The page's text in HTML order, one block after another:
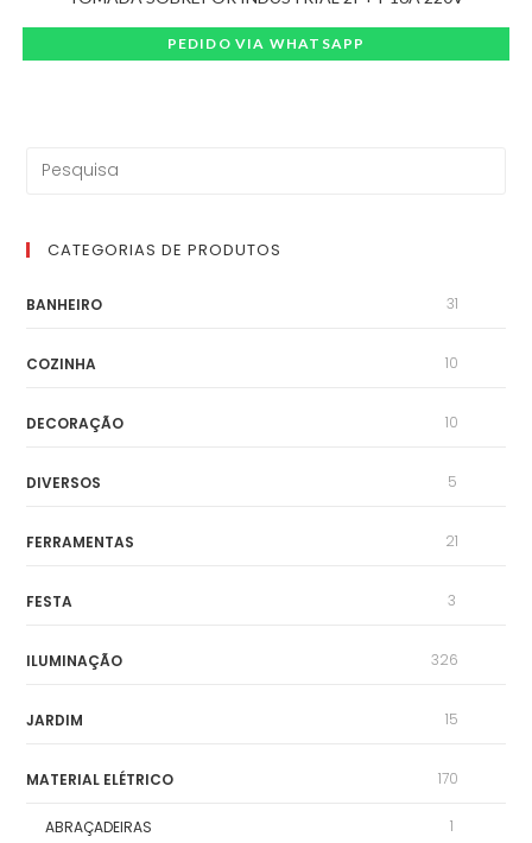
PEDIDO VIA WHATSAPP
CATEGORIAS DE PRODUTOS
BANHEIRO 31
COZINHA 10
DECORAÇÃO 10
DIVERSOS 5
FERRAMENTAS 21
FESTA 3
ILUMINAÇÃO 326
JARDIM 15
MATERIAL ELÉTRICO 170
ABRAÇADEIRAS 1